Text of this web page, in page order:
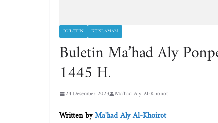
BULETIN KEISLAMAN
Buletin Ma’had Aly
1445 H.
24 Desember 2023 Ma'had Aly Al-Khoirot
Written byMa'had Aly Al-Khoirot